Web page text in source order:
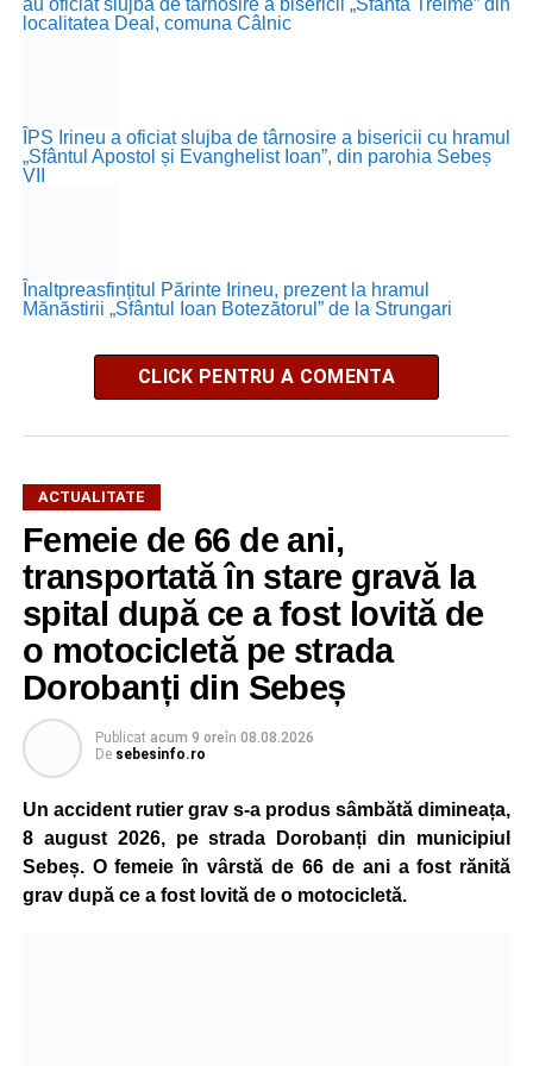
au oficiat slujba de târnosire a bisericii „Sfânta Treime” din
localitatea Deal, comuna Câlnic
ÎPS Irineu a oficiat slujba de târnosire a bisericii cu hramul
„Sfântul Apostol și Evanghelist Ioan”, din parohia Sebeș
VII
Înaltpreasfințitul Părinte Irineu, prezent la hramul
Mănăstirii „Sfântul Ioan Botezătorul” de la Strungari
CLICK PENTRU A COMENTA
ACTUALITATE
Femeie de 66 de ani,
transportată în stare gravă la
spital după ce a fost lovită de
o motocicletă pe strada
Dorobanți din Sebeș
Publicat acum 9 oreîn 08.08.2026
De sebesinfo.ro
Un accident rutier grav s-a produs sâmbătă dimineața,
8 august 2026, pe strada Dorobanți din municipiul
Sebeș. O femeie în vârstă de 66 de ani a fost rănită
grav după ce a fost lovită de o motocicletă.